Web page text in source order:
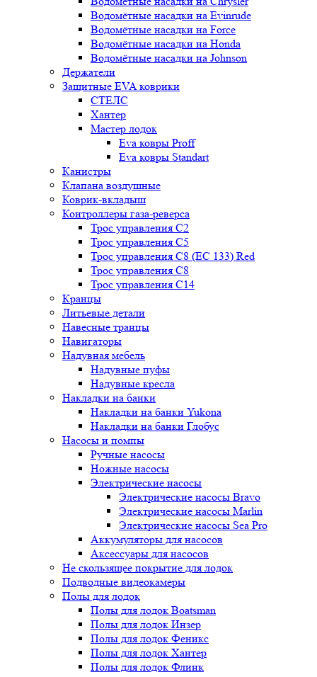
Водомётные насадки на Evinrude
Водомётные насадки на Force
Водомётные насадки на Honda
Водомётные насадки на Johnson
Держатели
Защитные EVA коврики
СТЕЛС
Хантер
Мастер лодок
Eva ковры Proff
Eva ковры Standart
Канистры
Клапана воздушные
Коврик-вкладыш
Контроллеры газа-реверса
Трос управления C2
Трос управления C5
Трос управления C8 (ЕС 133) Red
Трос управления C8
Трос управления C14
Кранцы
Литьевые детали
Навесные транцы
Навигаторы
Надувная мебель
Надувные пуфы
Надувные кресла
Накладки на банки
Накладки на банки Yukona
Накладки на банки Глобус
Насосы и помпы
Ручные насосы
Ножные насосы
Электрические насосы
Электрические насосы Bravo
Электрические насосы Marlin
Электрические насосы Sea Pro
Аккумуляторы для насосов
Аксессуары для насосов
Не скользящее покрытие для лодок
Подводные видеокамеры
Полы для лодок
Полы для лодок Boatsman
Полы для лодок Инзер
Полы для лодок Феникс
Полы для лодок Хантер
Полы для лодок Флинк